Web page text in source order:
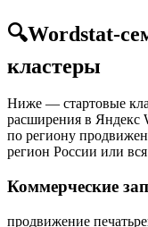
🔍Wordstat-
кластеры
Ниже — стартовые
расширения в Яндекс
по региону
регион России или
Коммерческие
продвижение печать